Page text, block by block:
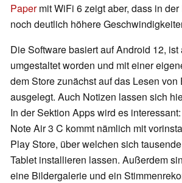
Papermit WiFi 6 zeigt aber, dass in
noch deutlich höhere
Die Software basiert auf Android 12,
umgestaltet worden und mit einer
dem Store zunächst auf das Lesen von
ausgelegt. Auch Notizen lassen sich
In der Sektion Apps wird es
Note Air 3 C kommt nämlich mit
Play Store, über welchen sich
Tablet installieren lassen. Außerdem
eine Bildergalerie und ein